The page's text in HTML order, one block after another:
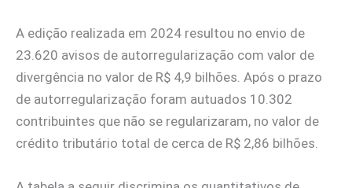
A edição realizada em 2024 resultou no envio de
23.620 avisos de autorregularização com valor de
divergência no valor de R$ 4,9 bilhões. Após o prazo
de autorregularização foram autuados 10.302
contribuintes que não se regularizaram, no valor de
crédito tributário total de cerca de R$ 2,86 bilhões.